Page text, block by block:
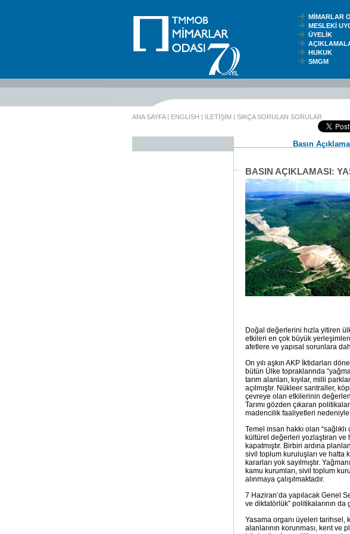
MİMARLAR
MESLEKİ
ÜYELİK
HUKUK
SMGM
ANA SAYFA| ENGLISH | İLETİŞİM | SIKÇA SORULAN SORULAR
Basın
BASIN AÇIKLAMASI:
Doğal değerlerini hızla yitiren
etkileri en çok büyük
afetlere ve yapısal sorunlara
On yılı aşkın AKP İktidarları
bütün Ülke topraklarında
tarım alanları, kıyılar, milli
açılmıştır. Nükleer santraller,
çevreye olan etkilerinin
Tarımı gözden çıkaran
madencilik faaliyetleri
Temel insan hakkı olan
kültürel değerleri yozlaştıran ve
kapatmıştır. Birbiri ardına
sivil toplum kuruluşları ve hatta
kararları yok sayılmıştır.
kamu kurumları, sivil toplum
alınmaya çalışılmaktadır.
7 Haziran’da yapılacak Genel
ve diktatörlük” politikalarının
Yasama organı üyeleri tarihsel,
alanlarının korunması, kent ve